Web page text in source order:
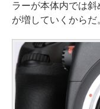
ラーが本体内では
が増していくからだ